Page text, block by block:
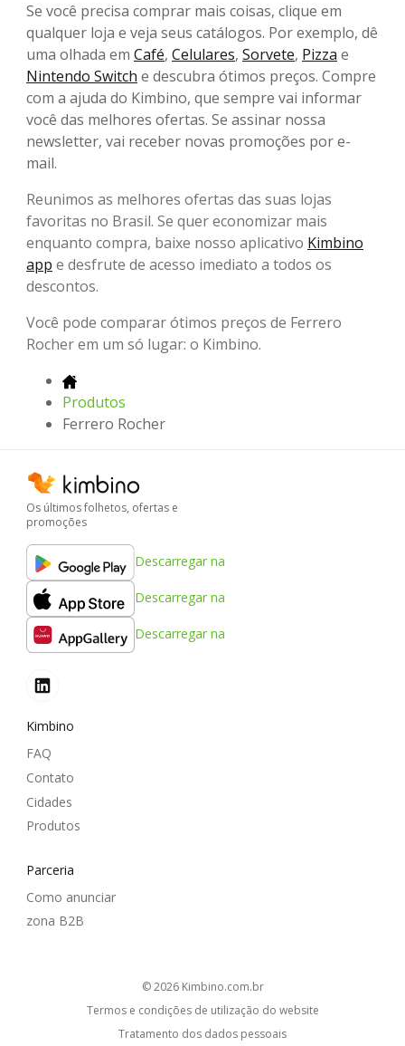
Se você precisa comprar mais coisas, clique em
qualquer loja e veja seus catálogos. Por exemplo, dê
uma olhada em Café, Celulares, Sorvete, Pizza e
Nintendo Switch e descubra ótimos preços. Compre
com a ajuda do Kimbino, que sempre vai informar
você das melhores ofertas. Se assinar nossa
newsletter, vai receber novas promoções por e-
mail.
Reunimos as melhores ofertas das suas lojas
favoritas no Brasil. Se quer economizar mais
enquanto compra, baixe nosso aplicativo Kimbino
app e desfrute de acesso imediato a todos os
descontos.
Você pode comparar ótimos preços de Ferrero
Rocher em um só lugar: o Kimbino.
Produtos
Ferrero Rocher
Os últimos folhetos, ofertas e
promoções
Descarregar na
Descarregar na
Descarregar na
Kimbino
FAQ
Contato
Cidades
Produtos
Parceria
Como anunciar
zona B2B
© 2026 kimbino.com.br
Termos e condições de utilização do website
Tratamento dos dados pessoais